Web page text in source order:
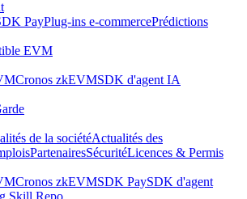
PayPlug-ins e-commercePrédictions
EVM
Cronos zkEVMSDK d'agent IA
de la sociétéActualités des
PartenairesSécuritéLicences & Permis
Cronos zkEVMSDK PaySDK d'agent
Skill Repo